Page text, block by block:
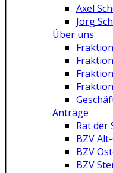
Axel
Jörg
Über uns
Fraktion
Anträge
Rat der
BZV
BZV
BZV